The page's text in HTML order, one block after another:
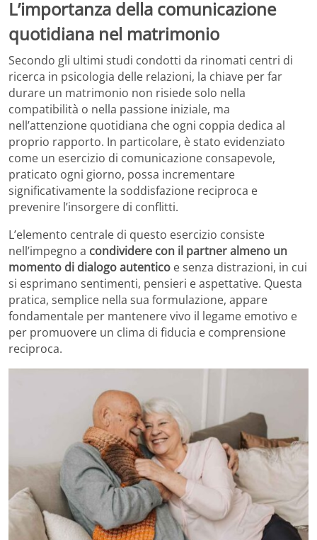
L’importanza della comunicazione
quotidiana nel matrimonio
Secondo gli ultimi studi condotti da rinomati centri di
ricerca in psicologia delle relazioni, la chiave per far
durare un matrimonio non risiede solo nella
compatibilità o nella passione iniziale, ma
nell’attenzione quotidiana che ogni coppia dedica al
proprio rapporto. In particolare, è stato evidenziato
come un esercizio di comunicazione consapevole,
praticato ogni giorno, possa incrementare
significativamente la soddisfazione reciproca e
prevenire l’insorgere di conflitti.
L’elemento centrale di questo esercizio consiste
nell’impegno a condividere con il partner almeno un
momento di dialogo autentico e senza distrazioni, in cui
si esprimano sentimenti, pensieri e aspettative. Questa
pratica, semplice nella sua formulazione, appare
fondamentale per mantenere vivo il legame emotivo e
per promuovere un clima di fiducia e comprensione
reciproca.